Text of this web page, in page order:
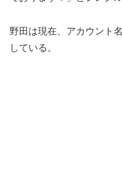
野田は現在、アカウント
している。